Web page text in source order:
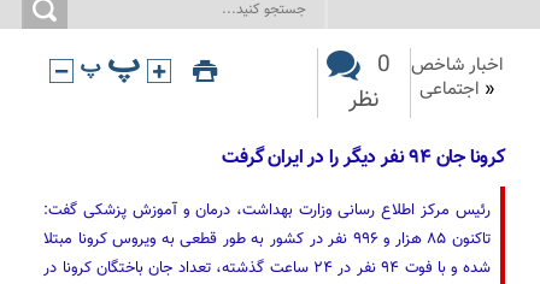
اخبار شاخص
« اجتماعی
0
نظر
کرونا جان ۹۴ نفر دیگر را در ایران گرفت
رئیس مرکز اطلاع رسانی وزارت بهداشت، درمان و آموزش پزشکی گفت:
تاکنون ۸۵ هزار و ۹۹۶ نفر در کشور به طور قطعی به ویروس کرونا مبتلا
شده و با فوت ۹۴ نفر در ۲۴ ساعت گذشته، تعداد جان باختگان کرونا در